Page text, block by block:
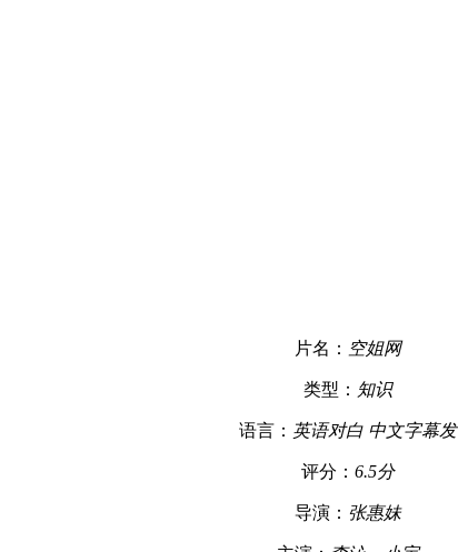
片名： 空姐网
类型： 知识
语言： 英语对白 中文字幕发
评分： 6.5分
导演： 张惠妹